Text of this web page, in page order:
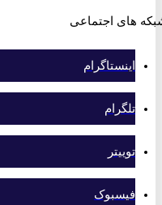
اجتماعی
اینستاگرام
تلگرام
توییتر
فیسبوک